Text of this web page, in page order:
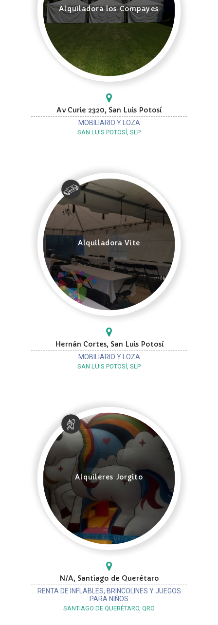
Alquiladora los Compayes
Av Curie 2320, San Luis Potosí
MOBILIARIO Y LOZA
SAN LUIS POTOSÍ, SLP
Alquiladora Vite
Hernán Cortes, San Luis Potosí
MOBILIARIO Y LOZA
SAN LUIS POTOSÍ, SLP
Alquileres Jorgito
N/A, Santiago de Querétaro
RENTA DE INFLABLES, BRINCOLINES Y JUEGOS
PARA NIÑOS
SANTIAGO DE QUERÉTARO, QRO